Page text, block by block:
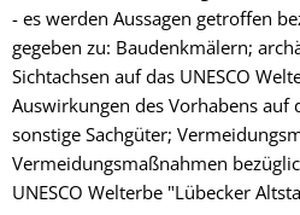
- es werden Aussagen getroffen
gegeben zu: Baudenkmälern;
Sichtachsen auf das UNESCO
Auswirkungen des Vorhabens auf
sonstige Sachgüter;
Vermeidungsmaßnahmen
UNESCO Welterbe "Lübecker